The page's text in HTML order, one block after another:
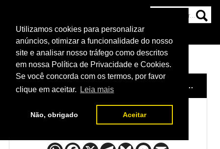
Utilizamos cookies para personalizar
anúncios, otimizar a funcionalidade do nosso
site e analisar nosso tráfego como descritos
em nossa Política de Privacidade e Cookies.
Se você concorda com os termos, por favor
clique em aceitar.
Leia mais
Não, obrigado Aceitar
NOTÍCIAS
HOME EVENTO / UFC 300
Sodiq Yusuff x Diego Lopes